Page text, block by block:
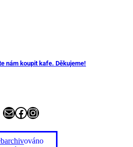
nám koupit kafe. Děkujeme!
E-mailFacebook
Instagram
ováno